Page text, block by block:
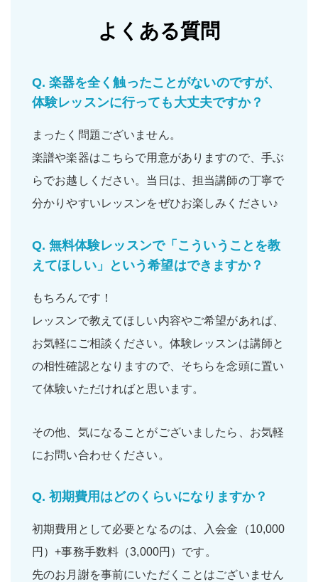
よくある質問
Q. 楽器を全く触ったことがないのですが、
体験レッスンに行っても大丈夫ですか？
まったく問題ございません。
楽譜や楽器はこちらで用意がありますので、手ぶ
らでお越しください。当日は、担当講師の丁寧で
分かりやすいレッスンをぜひお楽しみください♪
Q. 無料体験レッスンで「こういうことを教
えてほしい」という希望はできますか？
もちろんです！
レッスンで教えてほしい内容やご希望があれば、
お気軽にご相談ください。体験レッスンは講師と
の相性確認となりますので、そちらを念頭に置い
て体験いただければと思います。
その他、気になることがございましたら、お気軽
にお問い合わせください。
Q. 初期費用はどのくらいになりますか？
初期費用として必要となるのは、入会金（10,000
円）+事務手数料（3,000円）です。
先のお月謝を事前にいただくことはございません